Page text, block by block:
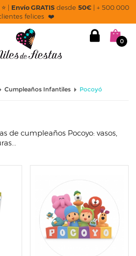
| Envío GRATIS desde 50€ | + 500.000
felices ❤️
0
Cumpleaños Infantiles Pocoyó
de cumpleaños Pocoyo: vasos,